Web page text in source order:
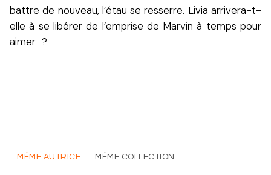
battre de nouveau, l’étau se resserre. Livia arrivera-t-
elle à se libérer de l’emprise de Marvin à temps pour
aimer ?
MÊME AUTRICE MÊME COLLECTION